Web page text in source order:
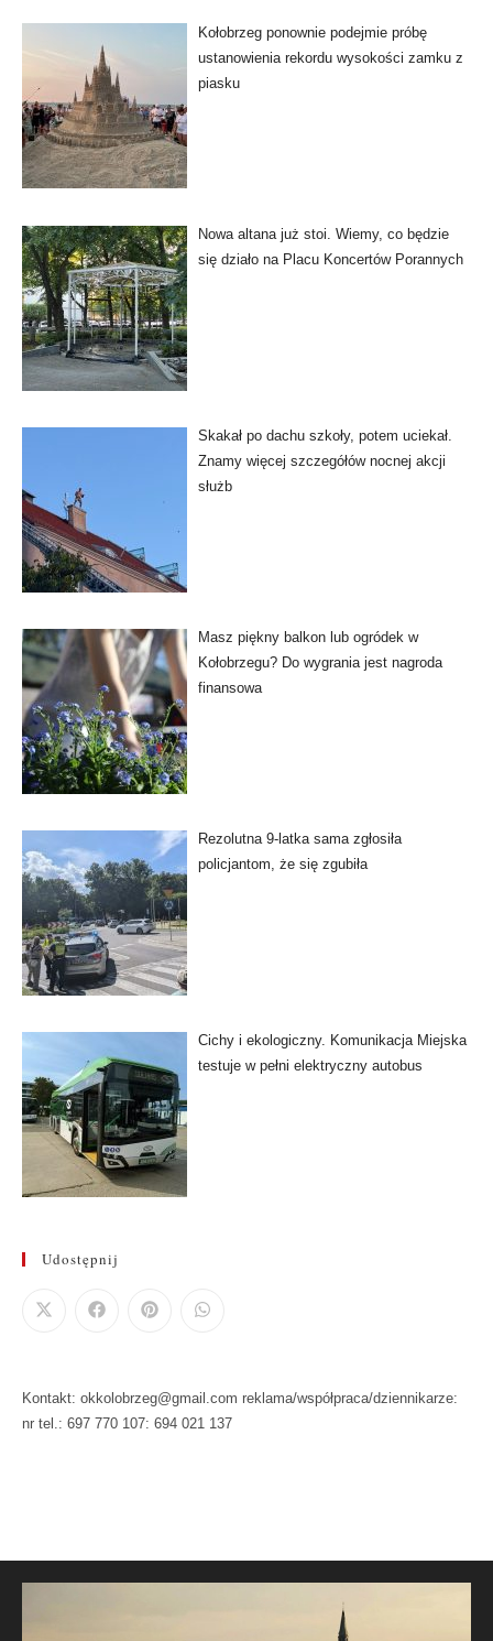
Kołobrzeg ponownie podejmie próbę
ustanowienia rekordu wysokości zamku z
piasku
Nowa altana już stoi. Wiemy, co będzie
się działo na Placu Koncertów Porannych
Skakał po dachu szkoły, potem uciekał.
Znamy więcej szczegółów nocnej akcji
służb
Masz piękny balkon lub ogródek w
Kołobrzegu? Do wygrania jest nagroda
finansowa
Rezolutna 9-latka sama zgłosiła
policjantom, że się zgubiła
Cichy i ekologiczny. Komunikacja Miejska
testuje w pełni elektryczny autobus
Udostępnij
Kontakt: okkolobrzeg@gmail.com reklama/współpraca/dziennikarze:
nr tel.: 697 770 107: 694 021 137